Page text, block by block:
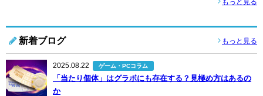
もっと見る
新着ブログ もっと見る
2025.08.22 ゲーム・PCコラム
「当たり個体」はグラボにも存在する？見極め方はあるの
か